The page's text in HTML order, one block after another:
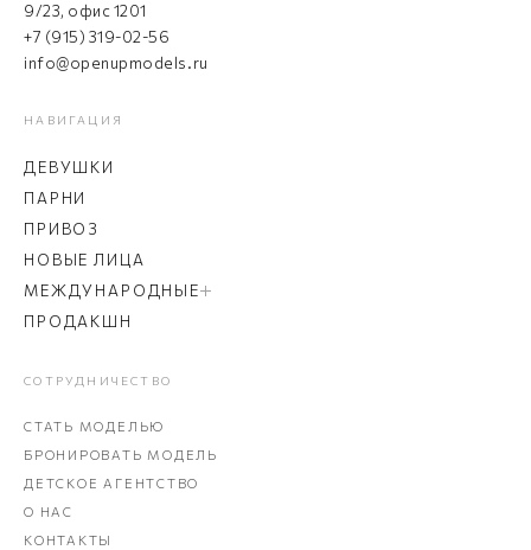
9/23, офис 1201
+7 (915) 319-02-56
info@openupmodels.ru
НАВИГАЦИЯ
ДЕВУШКИ
ПАРНИ
ПРИВОЗ
НОВЫЕ ЛИЦА
МЕЖДУНАРОДНЫЕ
ПРОДАКШН
СОТРУДНИЧЕСТВО
СТАТЬ МОДЕЛЬЮ
БРОНИРОВАТЬ МОДЕЛЬ
ДЕТСКОЕ АГЕНТСТВО
О НАС
КОНТАКТЫ